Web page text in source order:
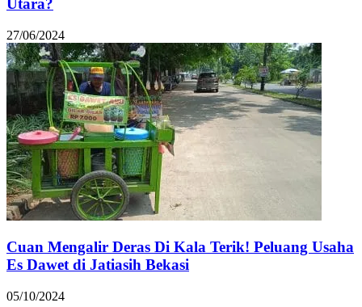
Utara?
27/06/2024
Cuan Mengalir Deras Di Kala Terik! Peluang Usaha
Es Dawet di Jatiasih Bekasi
05/10/2024